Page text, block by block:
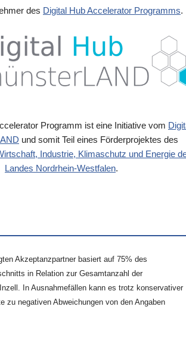
des Digital Hub Accelerator Programms.
Programm ist eine Initiative vom
und somit Teil eines Förderprojektes des
Industrie, Klimaschutz und Energie
Landes Nordrhein-Westfalen.
Akzeptanzpartner basiert auf 75% des
in Relation zur Gesamtanzahl der
In Ausnahmefällen kann es trotz konservativer
zu negativen Abweichungen von den Angaben